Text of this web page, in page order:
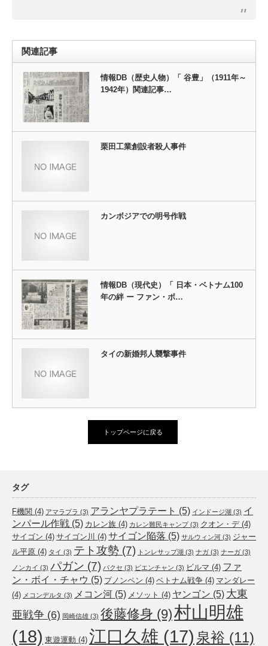
関連記事
情報DB（歴史人物）「 谷豊」（1911年～
1942年）関連記事…
栗田工業創設者殺人事件
カンボジアでの明号作戦
情報DB（現代史）「 日本・ベトナム100
年の絆 ー ファン・ボ…
タイの新婚邦人襲撃事件
トップページに戻る
タグ
F機関 (4) アマラプラ (3) アランヤプラテート (5) インドージ湖 (3) イ
ンパール作戦 (5) カレン族 (4) カレン難民キャンプ (3) クオン・デ(4)
サイゴン (4) サイゴン川 (4) サイゴン陥落 (5) サルウィン河 (3) ジャー
ル平原 (4) タイ (3) テト攻勢 (7) トンレサップ湖 (3) ナガ (3) ナーガ (3)
ノンカイ (3) パガン (7) パクセ (3) ビエンチャン (3) ビルマ (4) ファ
ン・ボイ・チャウ (5) プノンペン (4) ベトナム戦争 (4) マンダレー
(4) メコンデルタ (3) メコン河 (5) メソット (4) ヤンゴン (5) 大東
亜戦争 (6) 岡崎信雄 (3) 後藤修身 (9)村山明雄
(18) 東遊運動 (4) 江口久雄 (17) 泉裕 (11)